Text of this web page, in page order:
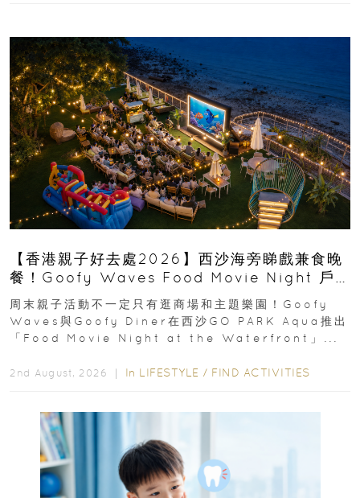
【香港親子好去處2026】西沙海旁睇戲兼食晚
餐！Goofy Waves Food Movie Night 戶
外影院逢週末登場
周末親子活動不一定只有逛商場和主題樂園！Goofy
Waves與Goofy Diner在西沙GO PARK Aqua推出
「Food Movie Night at the Waterfront」...
2nd August, 2026 ｜ In LIFESTYLE / FIND ACTIVITIES